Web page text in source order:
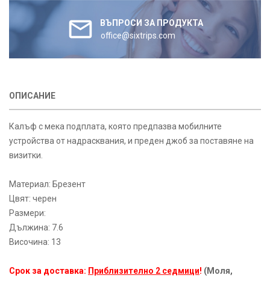
ВЪПРОСИ ЗА ПРОДУКТА
office@sixtrips.com
ОПИСАНИЕ
Калъф с мека подплата, която предпазва мобилните
устройства от надрасквания, и преден джоб за поставяне на
визитки.
Материал: Брезент
Цвят: черен
Размери:
Дължина: 7.6
Височина: 13
Срок за доставка: Приблизително 2 седмици! (Моля,